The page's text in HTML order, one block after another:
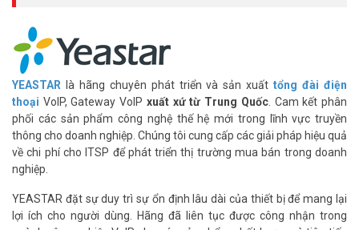
YEASTAR là hãng chuyên phát triển và sản xuấttổng đài điện
thoại VoIP, Gateway VoIP xuất xứ từ Trung Quốc. Cam kết phân
phối các sản phẩm công nghệ thế hệ mới trong lĩnh vực truyền
thông cho doanh nghiệp. Chúng tôi cung cấp các giải pháp hiệu quả
về chi phí cho ITSP để phát triển thị trường mua bán trong doanh
nghiệp.
YEASTAR đặt sự duy trì sự ổn định lâu dài của thiết bị để mang lại
lợi ích cho người dùng. Hãng đã liên tục được công nhận trong